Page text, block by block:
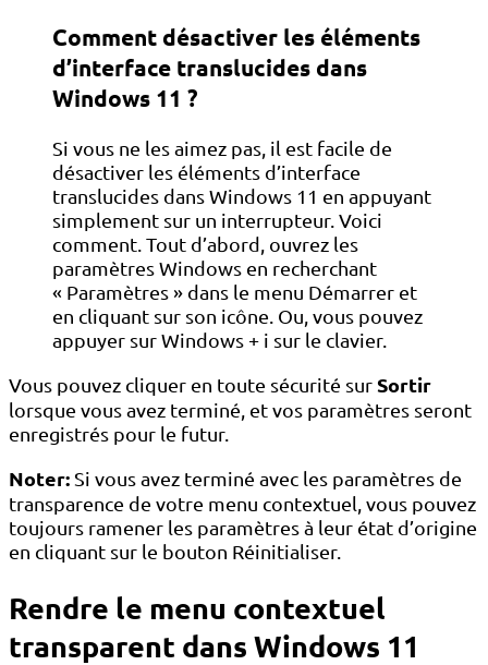
Comment désactiver les éléments
d’interface translucides dans
Windows 11 ?
Si vous ne les aimez pas, il est facile de
désactiver les éléments d’interface
translucides dans Windows 11 en appuyant
simplement sur un interrupteur. Voici
comment. Tout d’abord, ouvrez les
paramètres Windows en recherchant
« Paramètres » dans le menu Démarrer et
en cliquant sur son icône. Ou, vous pouvez
appuyer sur Windows + i sur le clavier.
Vous pouvez cliquer en toute sécurité surSortir
lorsque vous avez terminé, et vos paramètres seront
enregistrés pour le futur.
Noter:Si vous avez terminé avec les paramètres de
transparence de votre menu contextuel, vous pouvez
toujours ramener les paramètres à leur état d’origine
en cliquant sur le bouton Réinitialiser.
Rendre le menu contextuel
transparent dans Windows 11